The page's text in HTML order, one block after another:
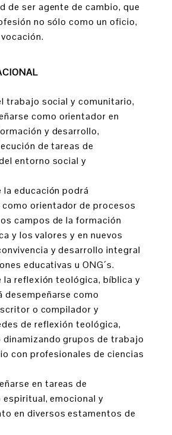
de ser agente de cambio, que
no sólo como un oficio,
trabajo social y comunitario,
como orientador en
y desarrollo,
de tareas de
entorno social y
la educación podrá
como orientador de procesos
campos de la formación
y los valores y en nuevos
y desarrollo integral
educativas u ONG´s.
la reflexión teológica, bíblica y
desempeñarse como
o compilador y
de reflexión teológica,
dinamizando grupos de trabajo
con profesionales de ciencias
en tareas de
emocional y
en diversos estamentos de